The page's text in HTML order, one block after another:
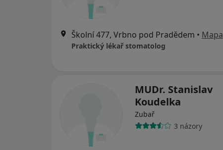
Školní 477, Vrbno pod Pradědem • Mapa
Praktický lékař stomatolog
MUDr. Stanislav
Koudelka
Zubař
3 názory